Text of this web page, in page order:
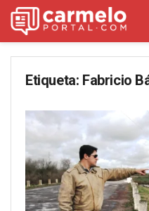
Etiqueta: Fabricio